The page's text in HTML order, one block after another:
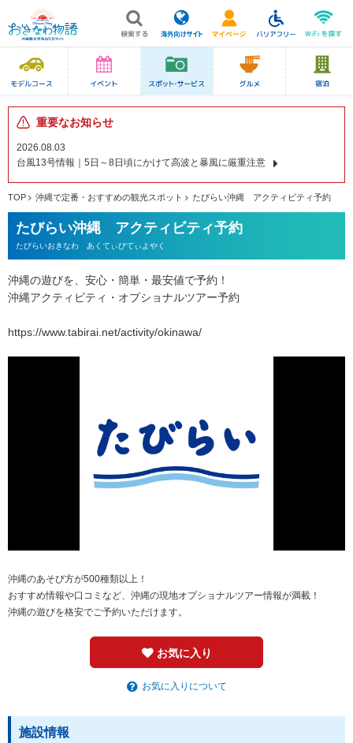
重要なお知らせ
2026.08.03
台風13号情報｜5日～8日頃にかけて高波と暴風に厳重注意
TOP 沖縄で定番・おすすめの観光スポット たびらい沖縄 アクティビティ予約
たびらい沖縄 アクティビティ予約
たびらいおきなわ あくてぃびてぃよやく
沖縄の遊びを、安心・簡単・最安値で予約！
沖縄アクティビティ・オプショナルツアー予約
https://www.tabirai.net/activity/okinawa/
沖縄のあそび方が500種類以上！
おすすめ情報や口コミなど、沖縄の現地オプショナルツアー情報が満載！
沖縄の遊びを格安でご予約いただけます。
お気に入り
お気に入りについて
施設情報